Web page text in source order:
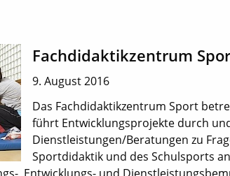
Fachdidaktikzentrum
9. August 2016
Das Fachdidaktikzentrum Sport
führt Entwicklungsprojekte durch
Dienstleistungen/Beratungen zu
Sportdidaktik und des Schulsports